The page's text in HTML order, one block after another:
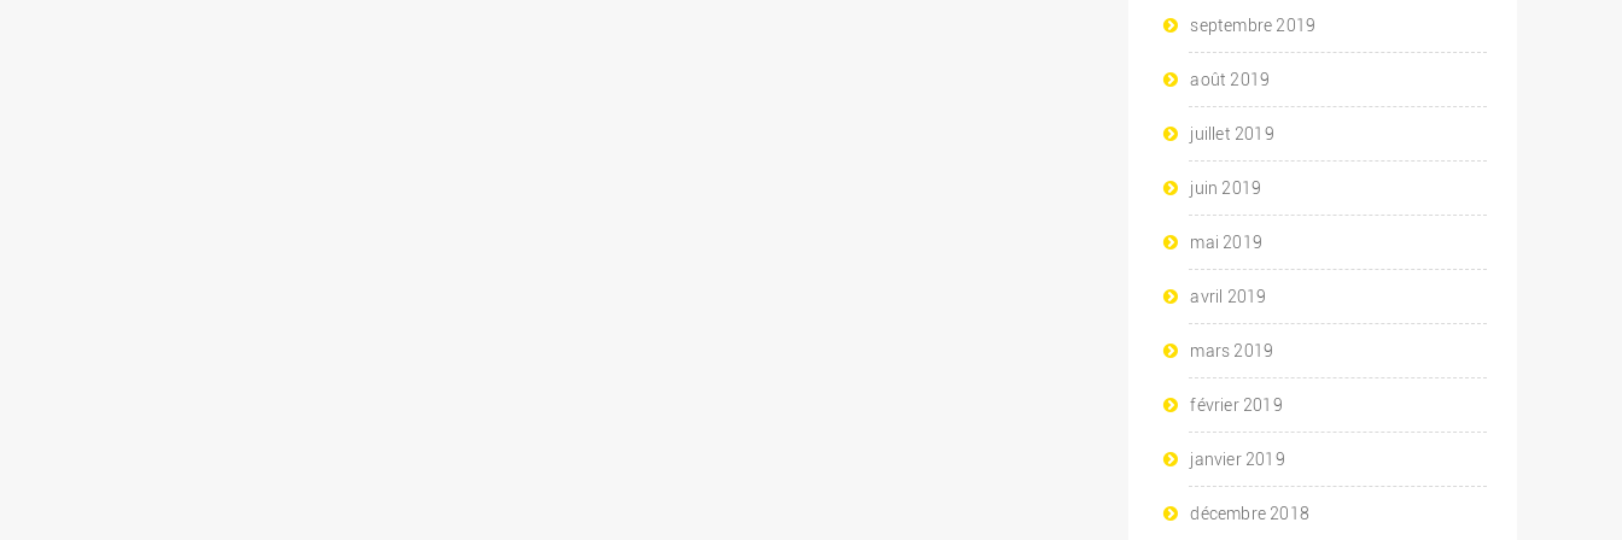
septembre 2019
août 2019
juillet 2019
juin 2019
mai 2019
avril 2019
mars 2019
février 2019
janvier 2019
décembre 2018